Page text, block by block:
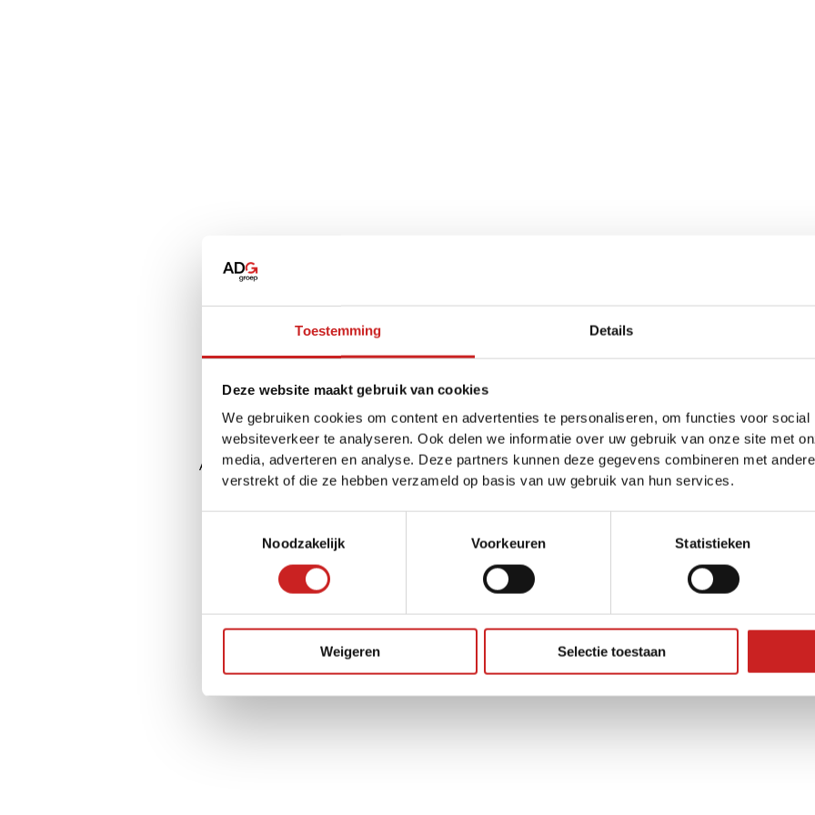
Toestemming Details
Deze website maakt gebruik van cookies
We gebruiken cookies om content en advertenties te personaliseren, om functies voor
websiteverkeer te analyseren. Ook delen we informatie over uw gebruik van onze site met
media, adverteren en analyse. Deze partners kunnen deze gegevens combineren met
verstrekt of die ze hebben verzameld op basis van uw gebruik van hun services.
Noodzakelijk
Voorkeuren Statistieken
Weigeren Selectie toestaan
Application error: aclient-side exception has occurred while loadingwww.adggroep.nl(see the